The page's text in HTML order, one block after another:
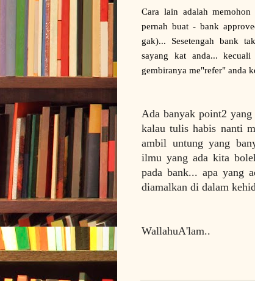
Cara lain adalah
pernah buat - bank
gak)... Sesetengah bank
sayang kat anda...
gembiranya me"refer" anda
Ada banyak point2
kalau tulis habis nanti
ambil untung yang
ilmu yang ada kita
pada bank... apa yang
diamalkan di dalam
WallahuA'lam..